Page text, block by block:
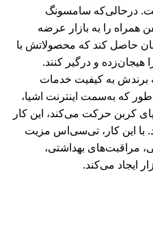
در‌حالی‌که سامسونگ
همراه را به بازار عرضه
حاصل کند که محصولاتش با
هیجان‌زده و درگیر کنند.
به کیفیت خدمات
که به‌سمت اینترنت اشیا،
کربن حرکت می‌کند، این کار
با این کار، تی‌سی‌اس مزیت
مراقبت‌های بهداشتی،
ایجاد می‌کند.